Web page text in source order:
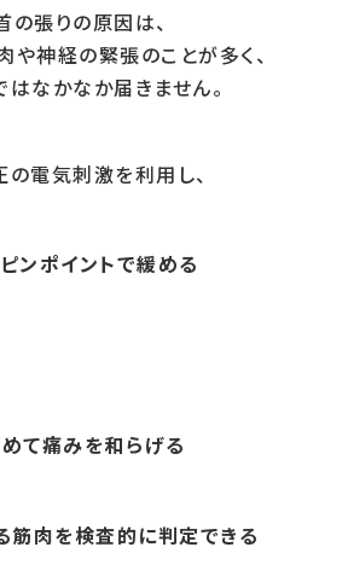
張りの原因は、
神経の緊張のことが多く、
なかなか届きません。
電気刺激を利用し、
ンポイントで緩める
て痛みを和らげる
筋肉を検査的に判定できる